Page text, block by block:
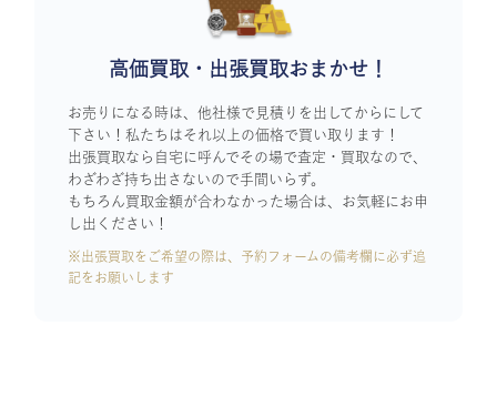
高価買取・出張買取おまかせ！
お売りになる時は、他社様で見積りを出してからにして
下さい！私たちはそれ以上の価格で買い取ります！
出張買取なら自宅に呼んでその場で査定・買取なので、
わざわざ持ち出さないので手間いらず。
もちろん買取金額が合わなかった場合は、お気軽にお申
し出ください！
※出張買取をご希望の際は、予約フォームの備考欄に必ず追
記をお願いします